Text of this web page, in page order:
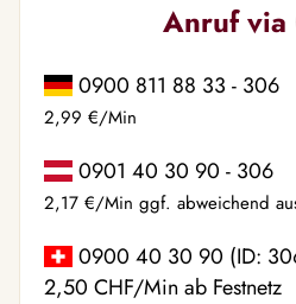
Anruf
0900 811 88 33 - 306
2,99 €/Min
0901 40 30 90 - 306
2,17 €/Min ggf. abweichend
0900 40 30 90 (ID:
2,50 CHF/Min ab Festnetz